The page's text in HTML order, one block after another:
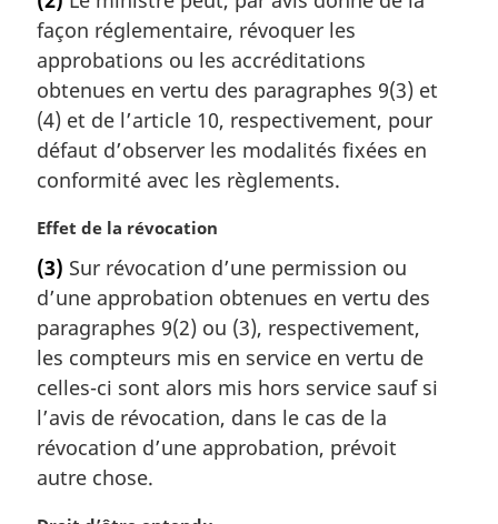
e
:
t
e
m
a
r
g
i
n
l
:
façon réglementaire, révoquer les
approbations ou les accréditations
obtenues en vertu des paragraphes 9(3) et
(4) et de l’article 10, respectivement, pour
défaut d’observer les modalités fixées en
conformité avec les règlements.
N
t
e
m
a
g
i
n
a
Effet de la révocation
(3) Sur révocation d’une permission ou
d’une approbation obtenues en vertu des
paragraphes 9(2) ou (3), respectivement,
les compteurs mis en service en vertu de
celles-ci sont alors mis hors service sauf si
l’avis de révocation, dans le cas de la
révocation d’une approbation, prévoit
autre chose.